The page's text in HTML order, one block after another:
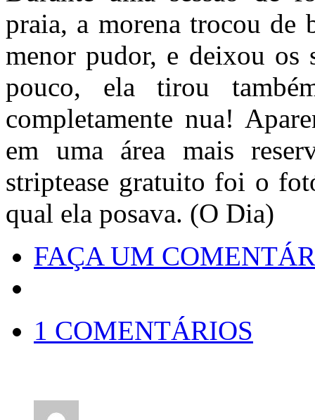
praia, a morena trocou de
menor pudor, e deixou os
pouco, ela tirou
completamente nua!
em uma área mais
striptease gratuito foi o
qual ela posava. (O Dia)
FAÇA UM
1 COMENTÁRIOS